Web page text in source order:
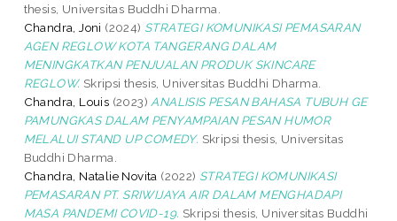
thesis, Universitas Buddhi Dharma.
Chandra, Joni (2024) STRATEGI KOMUNIKASI PEMASARAN
AGEN REGLOW KOTA TANGERANG DALAM
MENINGKATKAN PENJUALAN PRODUK SKINCARE
REGLOW. Skripsi thesis, Universitas Buddhi Dharma.
Chandra, Louis (2023) ANALISIS PESAN BAHASA TUBUH GE
PAMUNGKAS DALAM PENYAMPAIAN PESAN HUMOR
MELALUI STAND UP COMEDY. Skripsi thesis, Universitas
Buddhi Dharma.
Chandra, Natalie Novita (2022) STRATEGI KOMUNIKASI
PEMASARAN PT. SRIWIJAYA AIR DALAM MENGHADAPI
MASA PANDEMI COVID-19. Skripsi thesis, Universitas Buddhi